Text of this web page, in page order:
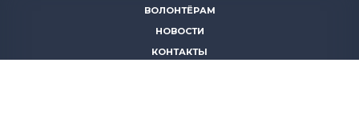
ВОЛОНТЁРАМ
НОВОСТИ
КОНТАКТЫ